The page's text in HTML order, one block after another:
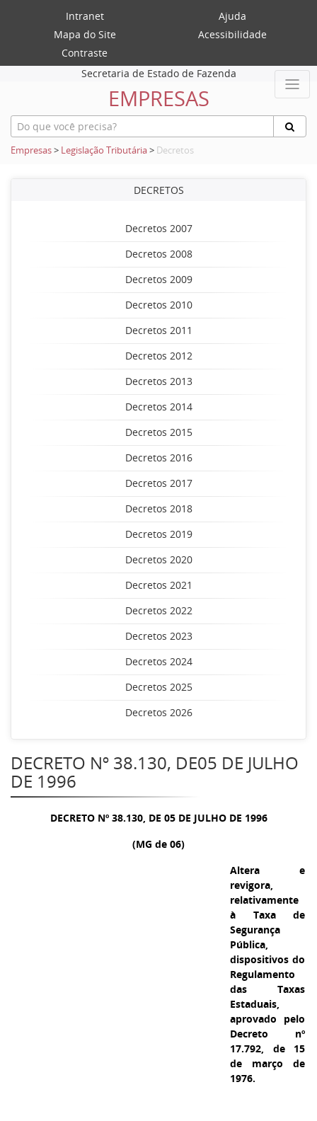
Intranet
Ajuda
Mapa do Site
Acessibilidade
Contraste
Secretaria de Estado de Fazenda
EMPRESAS
Empresas> Legislação Tributária> Decretos
DECRETOS
Decretos 2007
Decretos 2008
Decretos 2009
Decretos 2010
Decretos 2011
Decretos 2012
Decretos 2013
Decretos 2014
Decretos 2015
Decretos 2016
Decretos 2017
Decretos 2018
Decretos 2019
Decretos 2020
Decretos 2021
Decretos 2022
Decretos 2023
Decretos 2024
Decretos 2025
Decretos 2026
DECRETO Nº 38.130, DE05 DE JULHO
DE 1996
DECRETO Nº 38.130, DE 05 DE JULHO DE 1996
(MG de 06)
Altera e
revigora,
relativamente
à Taxa de
Segurança
Pública,
dispositivos do
Regulamento
das Taxas
Estaduais,
aprovado pelo
Decreto nº
17.792, de 15
de março de
1976.